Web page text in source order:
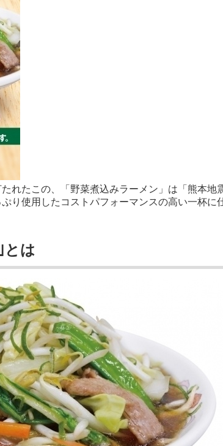
れたこの、「野菜煮込みラーメン」は「熊本地
り使用したコストパフォーマンスの高い一杯に
とは